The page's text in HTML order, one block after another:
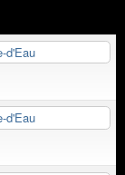
d'Eau
d'Eau